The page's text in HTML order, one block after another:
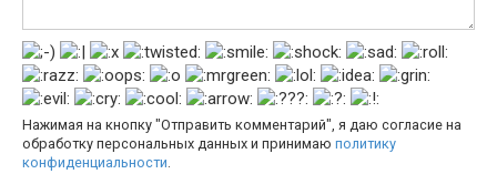
Нажимая на кнопку "Отправить комментарий", я даю согласие на
обработку персональных данных и принимаю политику
конфиденциальности.